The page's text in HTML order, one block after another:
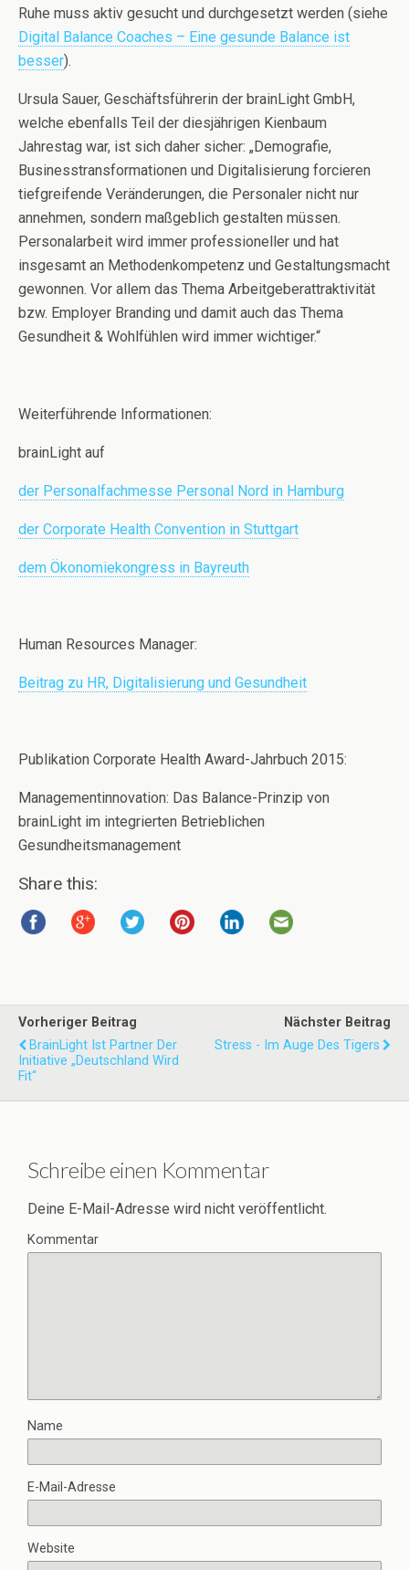
Ruhe muss aktiv gesucht und durchgesetzt werden (siehe
Digital Balance Coaches – Eine gesunde Balance ist
besser).
Ursula Sauer, Geschäftsführerin der brainLight GmbH,
welche ebenfalls Teil der diesjährigen Kienbaum
Jahrestag war, ist sich daher sicher: „Demografie,
Businesstransformationen und Digitalisierung forcieren
tiefgreifende Veränderungen, die Personaler nicht nur
annehmen, sondern maßgeblich gestalten müssen.
Personalarbeit wird immer professioneller und hat
insgesamt an Methodenkompetenz und Gestaltungsmacht
gewonnen. Vor allem das Thema Arbeitgeberattraktivität
bzw. Employer Branding und damit auch das Thema
Gesundheit & Wohlfühlen wird immer wichtiger.“
Weiterführende Informationen:
brainLight auf
der Personalfachmesse Personal Nord in Hamburg
der Corporate Health Convention in Stuttgart
dem Ökonomiekongress in Bayreuth
Human Resources Manager:
Beitrag zu HR, Digitalisierung und Gesundheit
Publikation Corporate Health Award-Jahrbuch 2015:
Managementinnovation: Das Balance-Prinzip von
brainLight im integrierten Betrieblichen
Gesundheitsmanagement
Share this:
Vorheriger Beitrag
BrainLight Ist Partner Der
Initiative „Deutschland Wird
Fit“
Nächster Beitrag
Stress - Im Auge Des Tigers
Schreibe einen Kommentar
Deine E-Mail-Adresse wird nicht veröffentlicht.
Kommentar
Name
E-Mail-Adresse
Website